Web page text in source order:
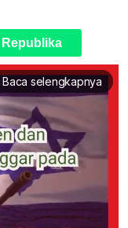
Baca selengkapnya